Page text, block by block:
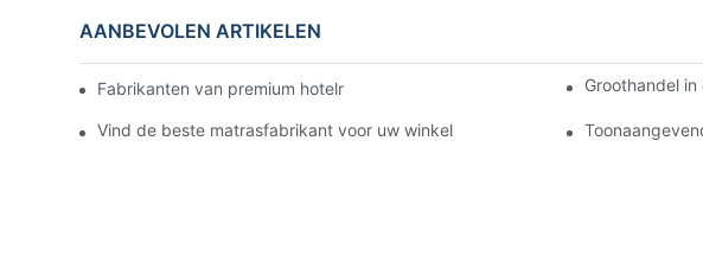
AANBEVOLEN ARTIKELEN
Fabrikanten van premium hotelmatrassen op maat voor uw bedrijfGroothandel in
Vind de beste matrasfabrikant voor uw winkel